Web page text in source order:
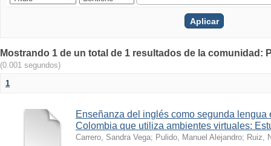
Mostrando 1 de un total de 1 resultados de la comunidad:
(0.001 segundos)
1
Enseñanza del inglés como segunda lengua
Colombia que utiliza ambientes virtuales:
Carrero, Sandra Vega; Pulido, Manuel Alejandro; Ruiz,